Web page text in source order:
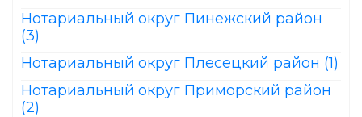
Нотариальный округ Пинежский район
(3)
Нотариальный округ Плесецкий район (1)
Нотариальный округ Приморский район
(2)